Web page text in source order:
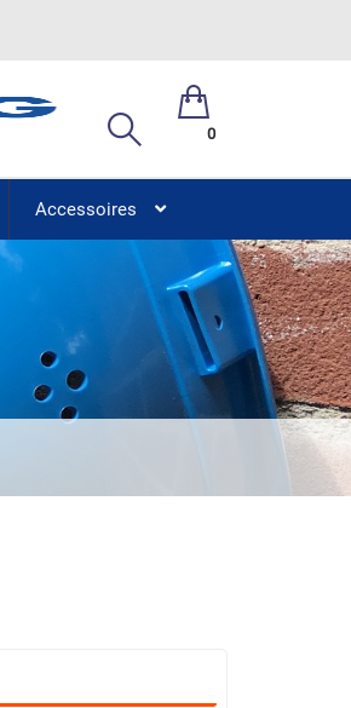
0
Accessoires